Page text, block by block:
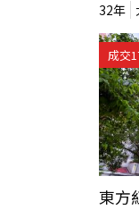
32年
成交
東方